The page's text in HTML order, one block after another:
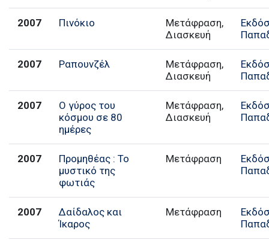
2007 Πινόκιο
Μετάφραση,
Διασκευή
2007 Ραπουνζέλ
Μετάφραση,
Διασκευή
2007
Ο γύρος του
κόσμου σε 80
ημέρες
Μετάφραση,
Διασκευή
2007
Προμηθέας : Το
μυστικό της
φωτιάς
Μετάφραση
2007
Δαίδαλος και
Ίκαρος
Μετάφραση